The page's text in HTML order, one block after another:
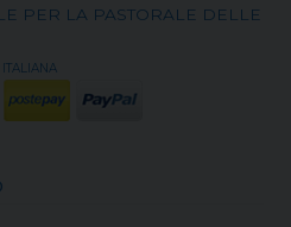
PER LA PASTORALE DELLE